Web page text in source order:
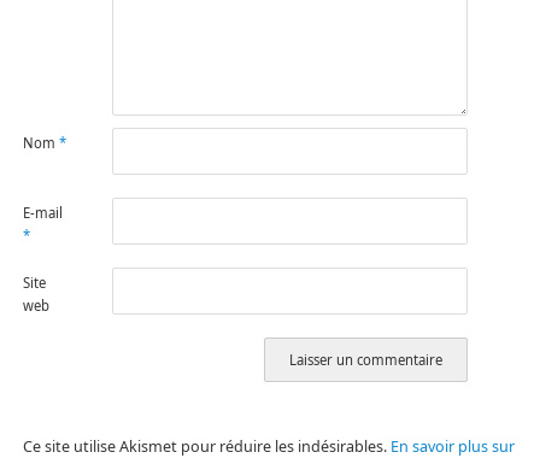
Nom *
E-mail
*
Site
web
Ce site utilise Akismet pour réduire les indésirables. En savoir plus sur